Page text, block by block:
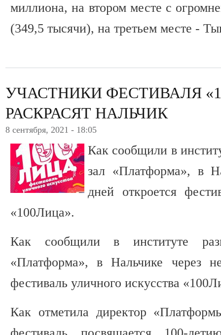
миллиона, на втором месте с
(349,5 тысячи), на третьем месте -
УЧАСТНИКИ ФЕСТИВАЛЯ
РАСКРАСЯТ НАЛЬЧИК
8 сентября, 2021 - 18:05
Как сообщили в
зал «Платформа», в
дней откроется
«100Лица».
Как сообщили в институте
«Платформа», в Нальчике через
фестиваль уличного искусства
Как отметила директор